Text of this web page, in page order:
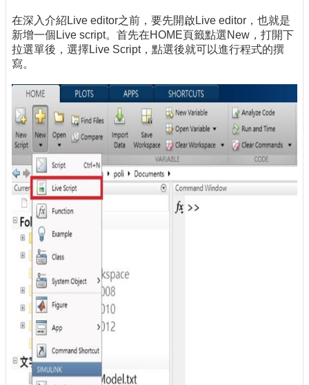
在深入介紹Live editor之前，要先開啟Live editor，也就是
新增一個Live script。首先在HOME頁籤點選New，打開下
拉選單後，選擇Live Script，點選後就可以進行程式的撰
寫。